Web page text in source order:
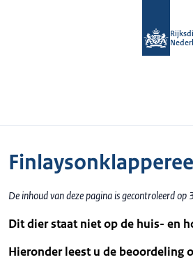
De inhoud van deze pagina is gecontroleerd
Dit dier staat niet op de huis- en
Hieronder leest u de beoordeling